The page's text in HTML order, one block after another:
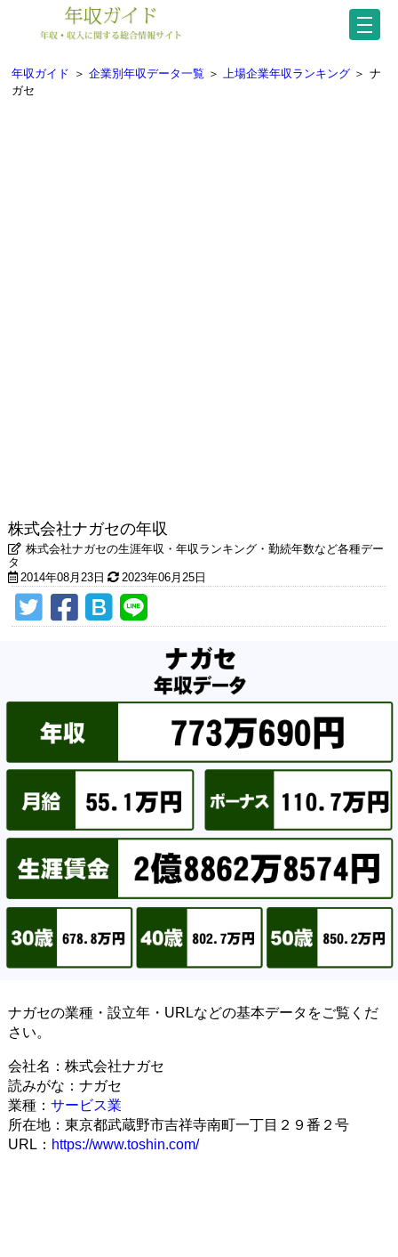
年収ガイド ＞ 企業別年収データ一覧 ＞ 上場企業年収ランキング ＞ ナ
ガセ
株式会社ナガセの年収
株式会社ナガセの生涯年収・年収ランキング・勤続年数など各種デー
タ
2014年08月23日
2023年06月25日
ナガセの業種・設立年・URLなどの基本データをご覧くだ
さい。
会社名：株式会社ナガセ
読みがな：ナガセ
業種： サービス業
所在地：東京都武蔵野市吉祥寺南町一丁目２９番２号
URL： https://www.toshin.com/